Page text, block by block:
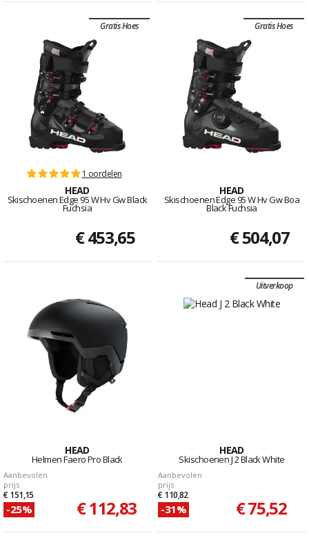
Gratis Hoes
1 oordelen
HEAD
Skischoenen Edge 95 W Hv Gw Black
Fuchsia
€ 453,65
Gratis Hoes
HEAD
Skischoenen Edge 95 W Hv Gw Boa
Black Fuchsia
€ 504,07
HEAD
Helmen Faero Pro Black
Aanbevolen
prijs
€ 151,15
-25% € 112,83
Uitverkoop
HEAD
Skischoenen J 2 Black White
Aanbevolen
prijs
€ 110,82
-31% € 75,52